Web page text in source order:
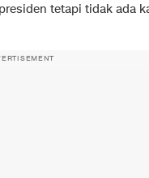
tetapi tidak ada